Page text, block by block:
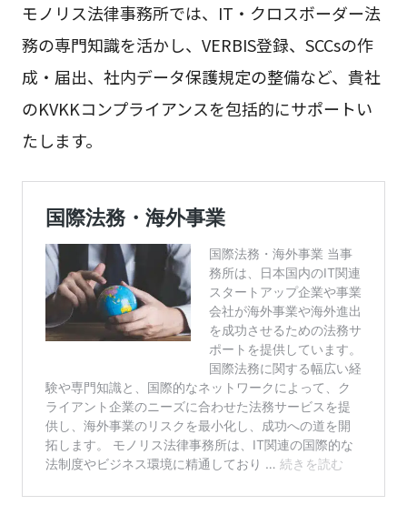
モノリス法律事務所では、IT・クロスボーダー法
務の専門知識を活かし、VERBIS登録、SCCsの作
成・届出、社内データ保護規定の整備など、貴社
のKVKKコンプライアンスを包括的にサポートい
たします。